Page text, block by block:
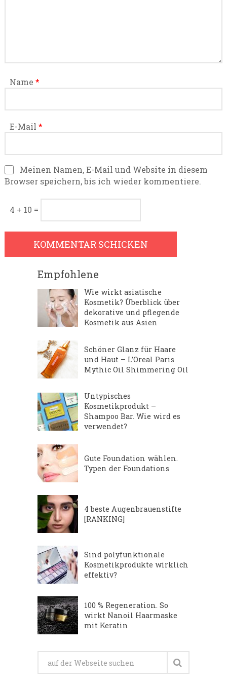
Name *
E-Mail *
Meinen Namen, E-Mail und Website in diesem
Browser speichern, bis ich wieder kommentiere.
4 + 10 =
Empfohlene
Wie wirkt asiatische
Kosmetik? Überblick über
dekorative und pflegende
Kosmetik aus Asien
Schöner Glanz für Haare
und Haut – L’Oreal Paris
Mythic Oil Shimmering Oil
Untypisches
Kosmetikprodukt –
Shampoo Bar. Wie wird es
verwendet?
Gute Foundation wählen.
Typen der Foundations
4 beste Augenbrauenstifte
[RANKING]
Sind polyfunktionale
Kosmetikprodukte wirklich
effektiv?
100 % Regeneration. So
wirkt Nanoil Haarmaske
mit Keratin